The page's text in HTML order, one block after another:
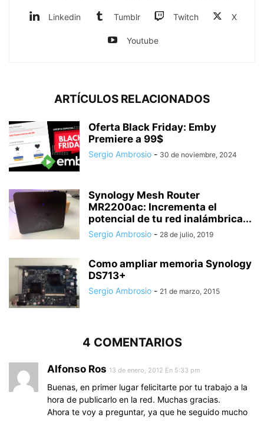
Linkedin Tumblr Twitch X
Youtube
ARTÍCULOS RELACIONADOS
Oferta Black Friday: Emby
Premiere a 99$
Sergio Ambrosio - 30 de noviembre, 2024
Synology Mesh Router
MR2200ac: Incrementa el
potencial de tu red inalámbrica...
Sergio Ambrosio - 28 de julio, 2019
Como ampliar memoria Synology
DS713+
Sergio Ambrosio - 21 de marzo, 2015
4 COMENTARIOS
Alfonso Ros 13 de enero, 2012 En 5:33 pm
Buenas, en primer lugar felicitarte por tu trabajo a la
hora de publicarlo en la red. Muchas gracias.
Ahora te voy a preguntar, ya que he seguido mucho